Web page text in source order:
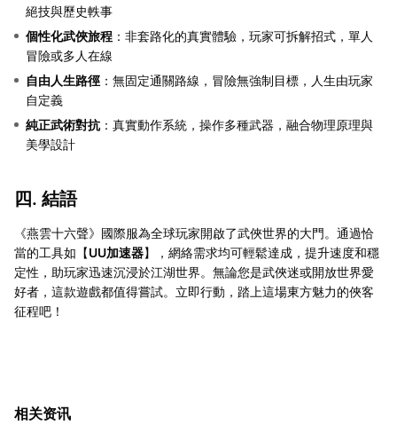
絕技與歷史軼事
個性化武俠旅程 ：非套路化的真實體驗，玩家可拆解招式，單人
冒險或多人在線
自由人生路徑 ：無固定通關路線，冒險無強制目標，人生由玩家
自定義
純正武術對抗：真實動作系統，操作多種武器，融合物理原理與
美學設計
四. 結語
《燕雲十六聲》國際服為全球玩家開啟了武俠世界的大門。通過恰
當的工具如【UU加速器】，網絡需求均可輕鬆達成，提升速度和穩
定性，助玩家迅速沉浸於江湖世界。無論您是武俠迷或開放世界愛
好者，這款遊戲都值得嘗試。立即行動，踏上這場東方魅力的俠客
征程吧！
相关资讯